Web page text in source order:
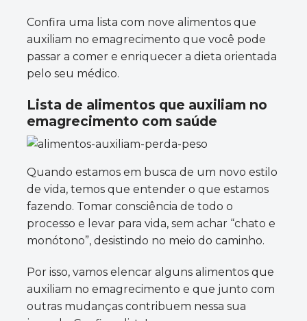
Confira uma lista com nove alimentos que
auxiliam no emagrecimento que você pode
passar a comer e enriquecer a dieta orientada
pelo seu médico.
Lista de alimentos que auxiliam no
emagrecimento com saúde
Quando estamos em busca de um novo estilo
de vida, temos que entender o que estamos
fazendo. Tomar consciência de todo o
processo e levar para vida, sem achar “chato e
monótono”, desistindo no meio do caminho.
Por isso, vamos elencar alguns alimentos que
auxiliam no emagrecimento e que junto com
outras mudanças contribuem nessa sua